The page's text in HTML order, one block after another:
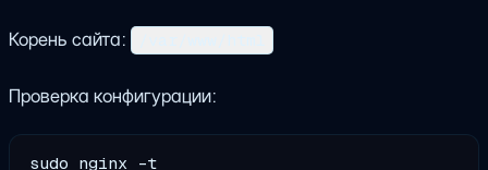
Корень сайта:
Проверка конфигурации: